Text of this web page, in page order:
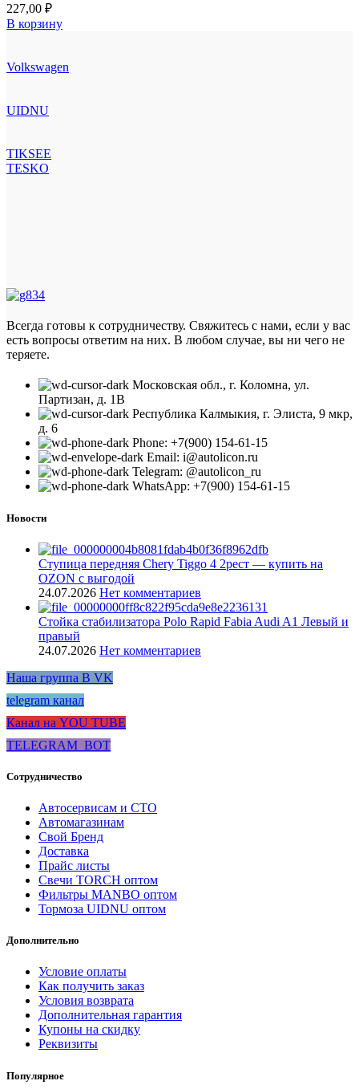
227,00 ₽
В корзину
Volkswagen
UIDNU
TIKSEE
TESKO
Всегда готовы к сотрудничеству. Свяжитесь с нами, если у вас
есть вопросы ответим на них. В любом случае, вы ни чего не
теряете.
Московская обл., г. Коломна, ул.
Партизан, д. 1В
Республика Калмыкия, г. Элиста, 9 мкр,
д. 6
Phone: +7(900) 154-61-15
Email: i@autolicon.ru
Telegram: @autolicon_ru
WhatsApp: +7(900) 154-61-15
Новости
Ступица передняя Chery Tiggo 4 2рест — купить на
OZON с выгодой
24.07.2026 Нет комментариев
Стойка стабилизатора Polo Rapid Fabia Audi A1 Левый и
правый
24.07.2026 Нет комментариев
Наша группа В VK
telegram канал
Канал на YOU TUBE
TELEGRAM_BOT
Сотрудничество
Автосервисам и СТО
Автомагазинам
Свой Бренд
Доставка
Прайс листы
Свечи TORCH оптом
Фильтры MANBO оптом
Тормоза UIDNU оптом
Дополнительно
Условие оплаты
Как получить заказ
Условия возврата
Дополнительная гарантия
Купоны на скидку
Реквизиты
Популярное